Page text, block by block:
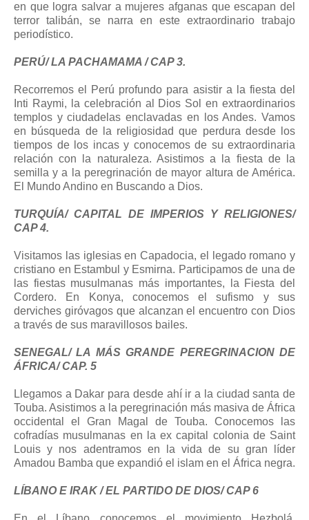
en que logra salvar a mujeres afganas que escapan del
terror talibán, se narra en este extraordinario trabajo
periodístico.
PERÚ/ LA PACHAMAMA / CAP 3.
Recorremos el Perú profundo para asistir a la fiesta del
Inti Raymi, la celebración al Dios Sol en extraordinarios
templos y ciudadelas enclavadas en los Andes. Vamos
en búsqueda de la religiosidad que perdura desde los
tiempos de los incas y conocemos de su extraordinaria
relación con la naturaleza. Asistimos a la fiesta de la
semilla y a la peregrinación de mayor altura de América.
El Mundo Andino en Buscando a Dios.
TURQUÍA/ CAPITAL DE IMPERIOS Y RELIGIONES/
CAP 4.
Visitamos las iglesias en Capadocia, el legado romano y
cristiano en Estambul y Esmirna. Participamos de una de
las fiestas musulmanas más importantes, la Fiesta del
Cordero. En Konya, conocemos el sufismo y sus
derviches giróvagos que alcanzan el encuentro con Dios
a través de sus maravillosos bailes.
SENEGAL/ LA MÁS GRANDE PEREGRINACION DE
ÁFRICA/ CAP. 5
Llegamos a Dakar para desde ahí ir a la ciudad santa de
Touba. Asistimos a la peregrinación más masiva de África
occidental el Gran Magal de Touba. Conocemos las
cofradías musulmanas en la ex capital colonia de Saint
Louis y nos adentramos en la vida de su gran líder
Amadou Bamba que expandió el islam en el África negra.
LÍBANO E IRAK / EL PARTIDO DE DIOS/ CAP 6